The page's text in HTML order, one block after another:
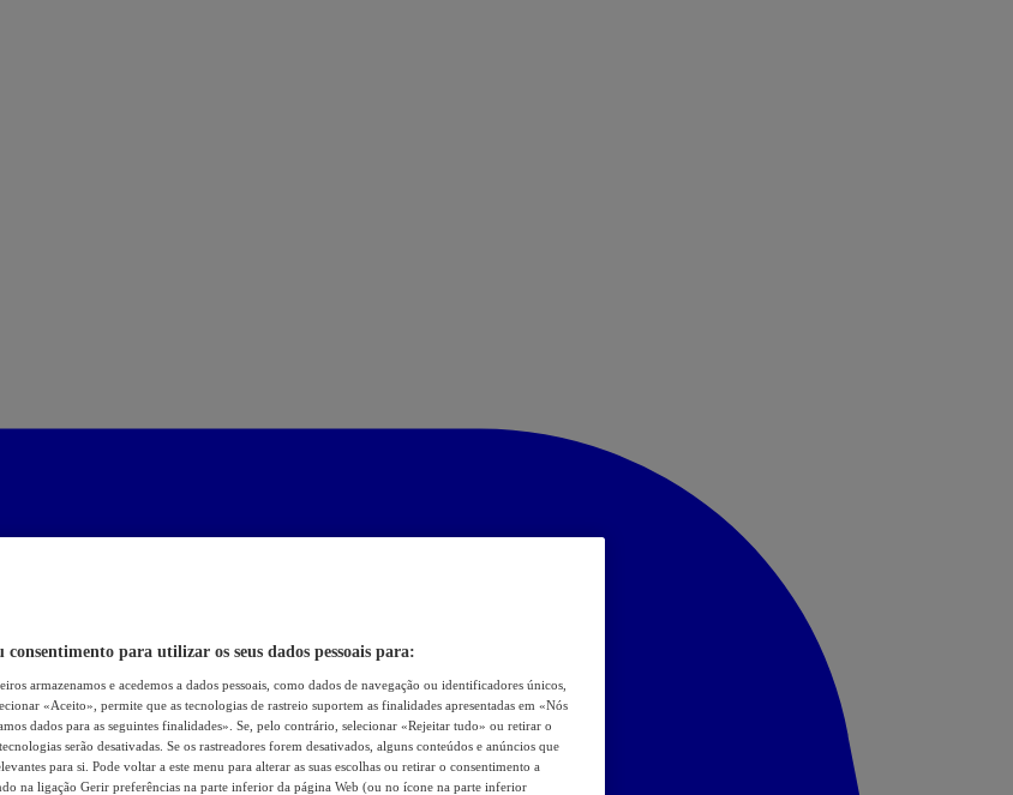
consentimento para utilizar os seus dados pessoais para:
armazenamos e acedemos a dados pessoais, como dados de navegação ou identificadores únicos,
«Aceito», permite que as tecnologias de rastreio suportem as finalidades apresentadas em «Nós
dados para as seguintes finalidades». Se, pelo contrário, selecionar «Rejeitar tudo» ou retirar o
serão desativadas. Se os rastreadores forem desativados, alguns conteúdos e anúncios que
para si. Pode voltar a este menu para alterar as suas escolhas ou retirar o consentimento a
na ligação Gerir preferências na parte inferior da página Web (ou no ícone na parte inferior